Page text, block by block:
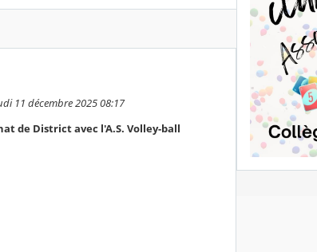
11 décembre 2025 08:17
de District avec l'A.S. Volley-ball